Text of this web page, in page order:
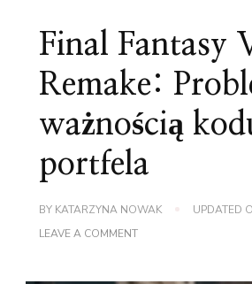
Final Fantasy
Remake:
ważnością
portfela
BY KATARZYNA NOWAK UPDATED
LEAVE A COMMENTON